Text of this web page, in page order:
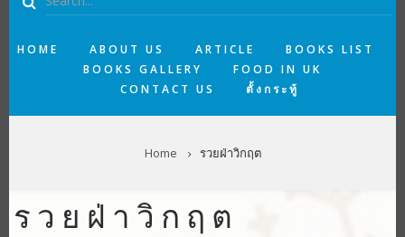
MAIN
NAVIGATION
HOME ABOUT US ARTICLE
BOOKS LIST
BOOKS GALLERY
FOOD IN UK
CONTACT US
ตั้งกระทู้
Home รวยฝ่าวิกฤต
รวยฝ่าวิกฤต